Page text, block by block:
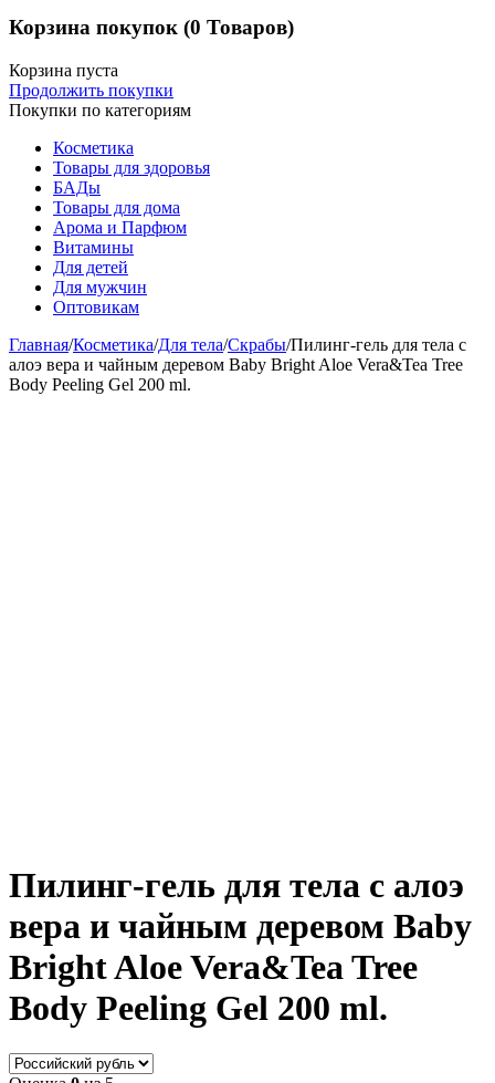
Корзина покупок (0 Товаров)
Корзина пуста
Продолжить покупки
Покупки по категориям
Косметика
Товары для здоровья
БАДы
Товары для дома
Арома и Парфюм
Витамины
Для детей
Для мужчин
Оптовикам
Главная/Косметика/Для тела/Скрабы/Пилинг-гель для тела с
алоэ вера и чайным деревом Baby Bright Aloe Vera&Tea Tree
Body Peeling Gel 200 ml.
Пилинг-гель для тела с алоэ
вера и чайным деревом Baby
Bright Aloe Vera&Tea Tree
Body Peeling Gel 200 ml.